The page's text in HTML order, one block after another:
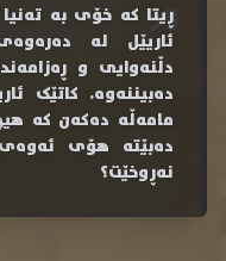
ڕیتا کە خۆی بە
ئاریێل لە
دڵنەوایی و
دەبیننەوە. کاتێک
مامەڵە دەکەن کە
دەبێتە هۆی ئەوەی
نەڕوخێت؟